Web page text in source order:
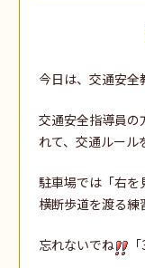
今日は、交通安全
交通安全指導員の
れて、交通ルール
駐車場では「右を
横断歩道を渡る練
忘れないでね